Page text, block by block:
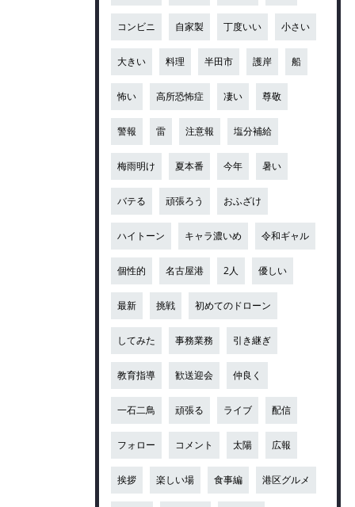
コンビニ 自家製 丁度いい 小さい
大きい 料理 半田市 護岸 船
怖い 高所恐怖症 凄い 尊敬
警報 雷 注意報 塩分補給
梅雨明け 夏本番 今年 暑い
バテる 頑張ろう おふざけ
ハイトーン キャラ濃いめ 令和ギャル
個性的 名古屋港 2人 優しい
最新 挑戦 初めてのドローン
してみた 事務業務 引き継ぎ
教育指導 歓送迎会 仲良く
一石二鳥 頑張る ライブ 配信
フォロー コメント 太陽 広報
挨拶 楽しい場 食事編 港区グルメ